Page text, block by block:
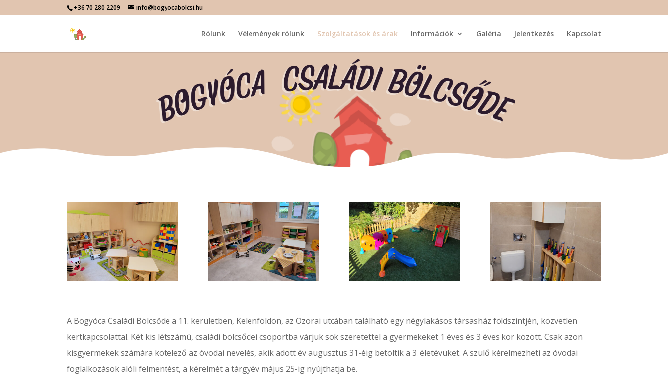
+36 70 280 2209 info@bogyocabolcsi.hu
Rólunk Vélemények rólunk Szolgáltatások és árak Információk Galéria Jelentkezés Kapcsolat
A Bogyóca Családi Bölcsőde a 11. kerületben, Kelenföldön, az Ozorai utcában található egy négylakásos társasház földszintjén, közvetlen
kertkapcsolattal. Két kis létszámú, családi bölcsődei csoportba várjuk sok szeretettel a gyermekeket 1 éves és 3 éves kor között. Csak azon
kisgyermekek számára kötelező az óvodai nevelés, akik adott év augusztus 31-éig betöltik a 3. életévüket.A szülő kérelmezheti az óvodai
foglalkozások alóli felmentést, a kérelmét a tárgyév május 25-ig nyújthatja be.